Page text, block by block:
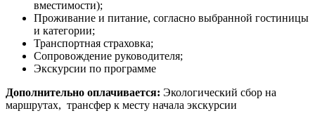
вместимости);
Проживание и питание, согласно выбранной гостиницы
и категории;
Транспортная страховка;
Сопровождение руководителя;
Экскурсии по программе
Дополнительно оплачивается: Экологический сбор на
маршрутах, трансфер к месту начала экскурсии